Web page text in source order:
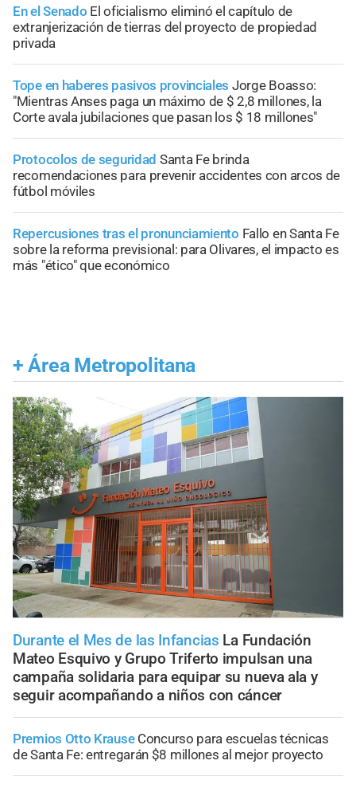
En el Senado El oficialismo eliminó el capítulo de
extranjerización de tierras del proyecto de propiedad
privada
Tope en haberes pasivos provinciales Jorge Boasso:
"Mientras Anses paga un máximo de $ 2,8 millones, la
Corte avala jubilaciones que pasan los $ 18 millones"
Protocolos de seguridad Santa Fe brinda
recomendaciones para prevenir accidentes con arcos de
fútbol móviles
Repercusiones tras el pronunciamiento Fallo en Santa Fe
sobre la reforma previsional: para Olivares, el impacto es
más "ético" que económico
+ Área Metropolitana
Durante el Mes de las Infancias La Fundación
Mateo Esquivo y Grupo Triferto impulsan una
campaña solidaria para equipar su nueva ala y
seguir acompañando a niños con cáncer
Premios Otto Krause Concurso para escuelas técnicas
de Santa Fe: entregarán $8 millones al mejor proyecto